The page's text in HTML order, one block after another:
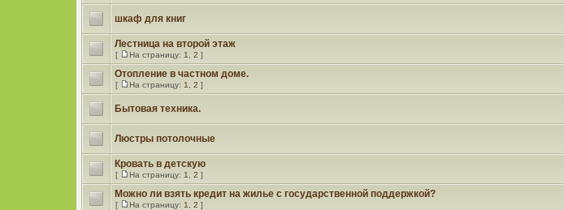
шкаф для книг
Лестница на второй этаж
[ На страницу: 1 ,2 ]
Отопление в частном доме.
[ На страницу: 1 ,2 ]
Бытовая техника.
Люстры потолочные
Кровать в детскую
[ На страницу: 1 ,2 ]
Можно ли взять кредит на жилье с государственной поддержкой?
[ На страницу: 1 ,2 ]